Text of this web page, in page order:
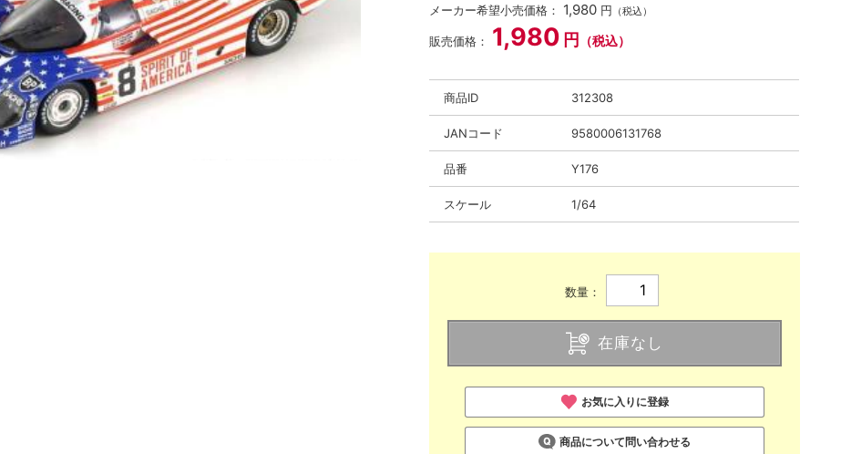
メーカー希望小売価格： 1,980 円 （税込）
販売価格： 1,980 円 （税込）
商品ID 312308
JANコード 9580006131768
品番 Y176
スケール 1/64
数量：
在庫なし
お気に入りに登録
商品について問い合わせる